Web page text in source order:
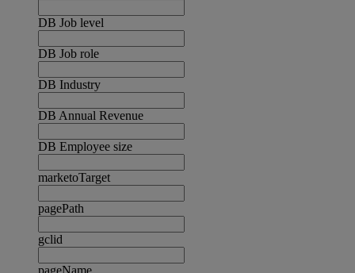
DB Job level
DB Job role
DB Industry
DB Annual Revenue
DB Employee size
marketoTarget
pagePath
gclid
pageName